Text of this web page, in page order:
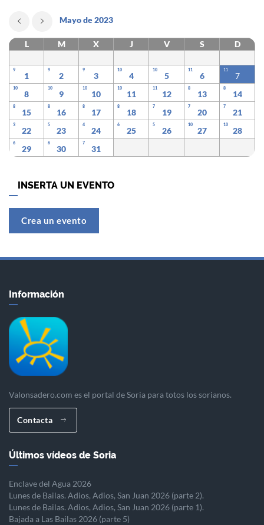
Mayo de 2023
L M X J V S D
9
1
9
2
9
3
10
4
10
5
11
6
11
7
10
8
10
9
10
10
10
11
11
12
8
13
8
14
8
15
8
16
8
17
8
18
7
19
7
20
7
21
3
22
5
23
4
24
6
25
5
26
10
27
10
28
6
29
6
30
7
31
INSERTA UN EVENTO
Crea un evento
Información
Valonsadero.com es el portal de Soria para totos los sorianos.
Contacta
Últimos vídeos de Soria
Enclave del Agua 2026
Lunes de Bailas. Adios, Adios, San Juan 2026 (parte 2).
Lunes de Bailas. Adios, Adios, San Juan 2026 (parte 1).
Bajada a Las Bailas 2026 (parte 5)